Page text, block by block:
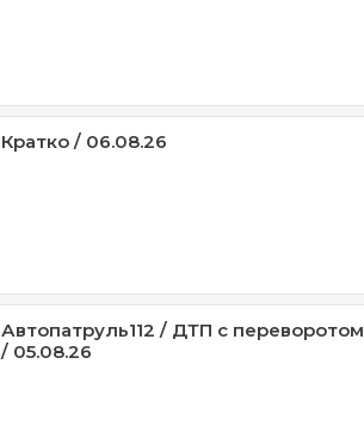
Кратко / 06.08.26
Автопатруль112 / ДТП с переворотом
/ 05.08.26